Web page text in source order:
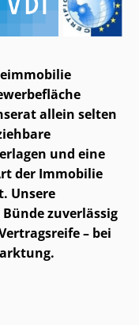
allein selten
und eine
der Immobilie
Unsere
zuverlässig
– bei